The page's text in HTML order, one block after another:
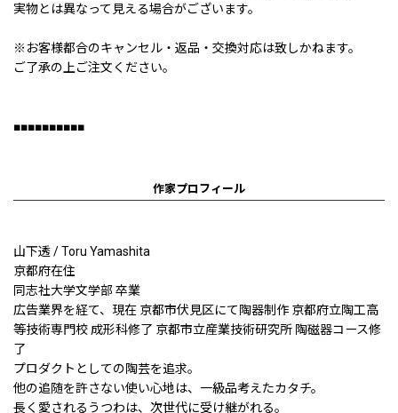
実物とは異なって見える場合がございます。
※お客様都合のキャンセル・返品・交換対応は致しかねます。
ご了承の上ご注文ください。
■■■■■■■■■■
作家プロフィール
山下透 / Toru Yamashita
京都府在住
同志社大学文学部 卒業
広告業界を経て、現在 京都市伏見区にて陶器制作 京都府立陶工高
等技術専門校 成形科修了 京都市立産業技術研究所 陶磁器コース修
了
プロダクトとしての陶芸を追求。
他の追随を許さない使い心地は、一級品考えたカタチ。
長く愛されるうつわは、次世代に受け継がれる。